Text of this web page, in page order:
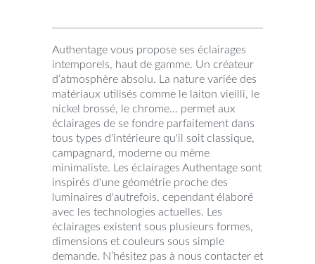
Authentage vous propose ses éclairages
intemporels, haut de gamme. Un créateur
d’atmosphère absolu. La nature variée des
matériaux utilisés comme le laiton vieilli, le
nickel brossé, le chrome... permet aux
éclairages de se fondre parfaitement dans
tous types d'intérieure qu'il soit classique,
campagnard, moderne ou même
minimaliste. Les éclairages Authentage sont
inspirés d'une géométrie proche des
luminaires d'autrefois, cependant élaboré
avec les technologies actuelles. Les
éclairages existent sous plusieurs formes,
dimensions et couleurs sous simple
demande. N’hésitez pas à nous contacter et